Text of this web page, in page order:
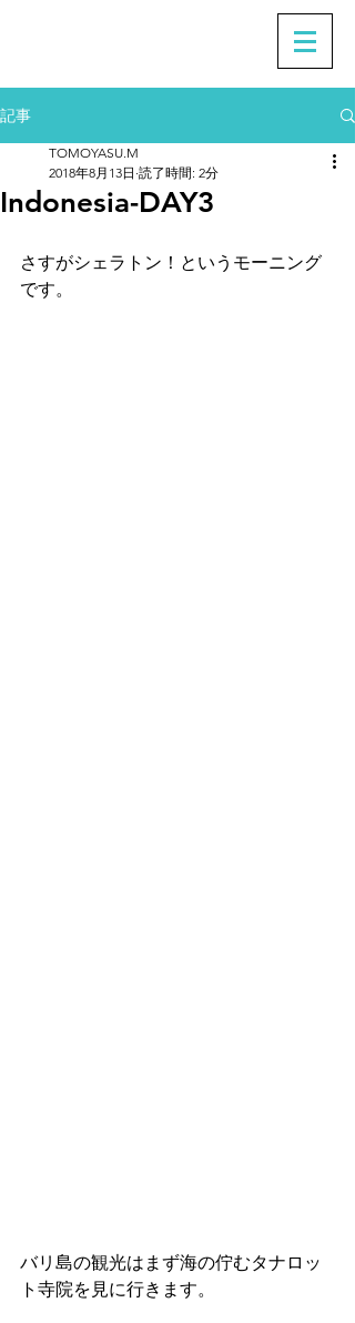
記事
Indonesia-DAY3
TOMOYASU.M
2018年8月13日 読了時間: 2分
さすがシェラトン！というモーニング
です。
バリ島の観光はまず海の佇むタナロッ
ト寺院を見に行きます。